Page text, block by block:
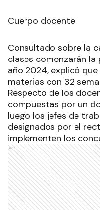
Cuerpo docente
Consultado sobre la
clases comenzarán
año 2024, explicó
materias con 32
Respecto de los
compuestas por un
luego los jefes de
designados por el
implementen los
Ads